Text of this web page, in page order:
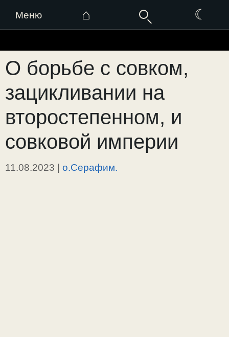
Меню ⌂ ☾
к
содержимому
О борьбе с совком,
зацикливании на
второстепенном, и
совковой империи
11.08.2023 | о.Серафим.